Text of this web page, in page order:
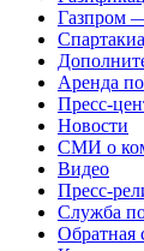
Газпром
Аренда
Пресс-
Новости
СМИ о
Видео
Пресс-
Служба
Обратная